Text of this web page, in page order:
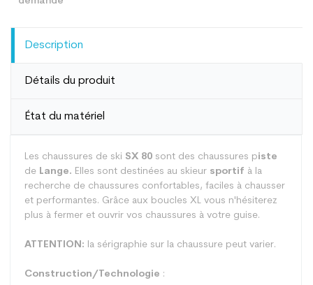
Description
Détails du produit
État du matériel
Les chaussures de ski SX 80 sont des chaussures piste
de Lange. Elles sont destinées au skieur sportif à la
recherche de chaussures confortables, faciles à chausser
et performantes. Grâce aux boucles XL vous n'hésiterez
plus à fermer et ouvrir vos chaussures à votre guise.
ATTENTION: la sérigraphie sur la chaussure peut varier.
Construction/Technologie :